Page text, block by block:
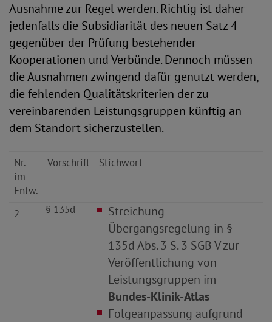
Ausnahme zur Regel werden. Richtig ist daher
jedenfalls die Subsidiarität des neuen Satz 4
gegenüber der Prüfung bestehender
Kooperationen und Verbünde. Dennoch müssen
die Ausnahmen zwingend dafür genutzt werden,
die fehlenden Qualitätskriterien der zu
vereinbarenden Leistungsgruppen künftig an
dem Standort sicherzustellen.
Nr.
im
Entw.
Vorschrift Stichwort
2 § 135d
Streichung
Übergangsregelung in §
135d Abs. 3 S. 3 SGB V zur
Veröffentlichung von
Leistungsgruppen im
Bundes-Klinik-Atlas
Folgeanpassung aufgrund